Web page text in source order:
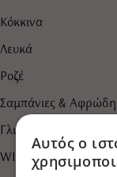
Κόκκινα
Λευκά
Ροζέ
Σαμπάνιες & Αφρώδη
Γλυκά & Ημίγλυκα
WINEDERFUL IDEAS
Αυτός ο